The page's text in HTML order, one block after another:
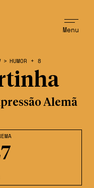
Menu
> HUMOR + 8
Alemã